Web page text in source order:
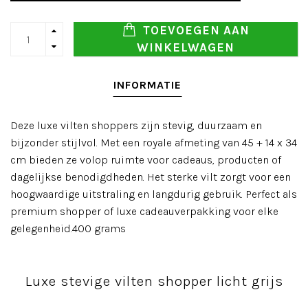
TOEVOEGEN AAN
WINKELWAGEN
INFORMATIE
Deze luxe vilten shoppers zijn stevig, duurzaam en
bijzonder stijlvol. Met een royale afmeting van 45 + 14 x 34
cm bieden ze volop ruimte voor cadeaus, producten of
dagelijkse benodigdheden. Het sterke vilt zorgt voor een
hoogwaardige uitstraling en langdurig gebruik. Perfect als
premium shopper of luxe cadeauverpakking voor elke
gelegenheid.400 grams
Luxe stevige vilten shopper licht grijs